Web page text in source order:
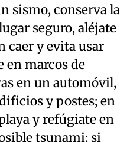
sismo, conserva la
seguro, aléjate
caer y evita usar
en marcos de
en un automóvil,
y postes; en
y refúgiate en
tsunami; si